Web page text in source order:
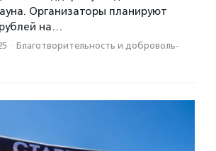
Организаторы планируют
на…
· Благотвори­тель­ность и доброволь­